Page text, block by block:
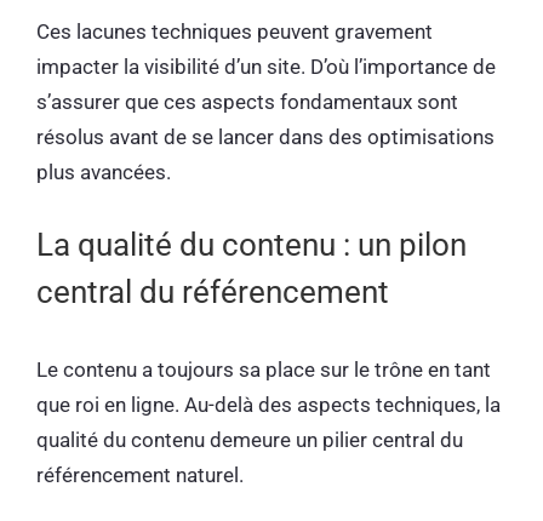
Ces lacunes techniques peuvent gravement
impacter la visibilité d’un site. D’où l’importance de
s’assurer que ces aspects fondamentaux sont
résolus avant de se lancer dans des optimisations
plus avancées.
La qualité du contenu : un pilon
central du référencement
Le contenu a toujours sa place sur le trône en tant
que roi en ligne. Au-delà des aspects techniques, la
qualité du contenu demeure un pilier central du
référencement naturel.